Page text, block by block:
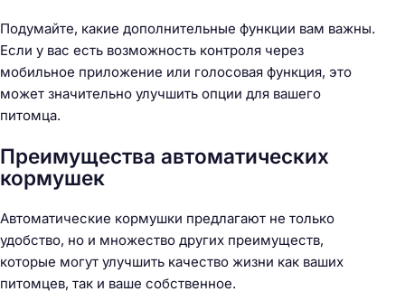
Подумайте, какие дополнительные функции вам важны.
Если у вас есть возможность контроля через
мобильное приложение или голосовая функция, это
может значительно улучшить опции для вашего
питомца.
Преимущества автоматических
кормушек
Автоматические кормушки предлагают не только
удобство, но и множество других преимуществ,
которые могут улучшить качество жизни как ваших
питомцев, так и ваше собственное.